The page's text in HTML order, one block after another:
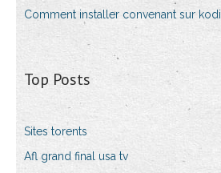
Comment installer convenant sur kodi
Top Posts
Sites torents
Afl grand final usa tv